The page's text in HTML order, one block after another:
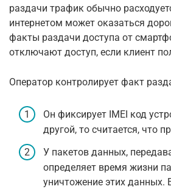
раздачи трафик обычно
интернетом может оказаться
факты раздачи доступа от
отключают доступ, если клиент
Оператор контролирует факт
Он фиксирует IMEI код
другой, то считается, что
У пакетов данных,
определяет время жизни
уничтожение этих данных.